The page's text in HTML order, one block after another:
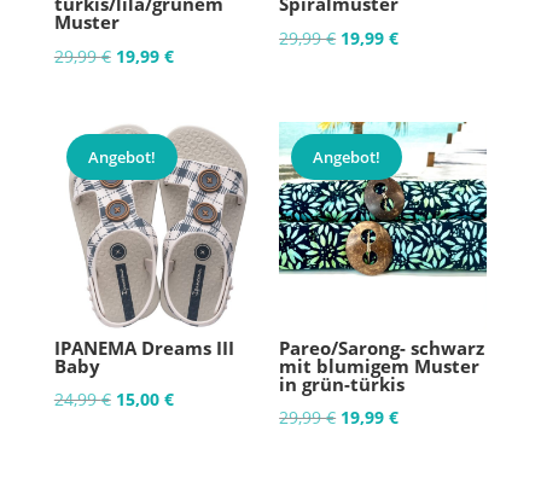
Muster
29,99€ Ursprünglicher
29,99 €
19,99 €Aktueller
19,99 €.
29,99€ Ursprünglicher
29,99 €
19,99€Aktueller
19,99 €.
Angebot!
IPANEMA Dreams III
Baby
24,99€ Ursprünglicher
15,00 €Aktueller
Angebot!
Pareo/Sarong- schwarz
mit blumigem Muster
in grün-türkis
29,99€ Ursprünglicher
19,99€Aktueller